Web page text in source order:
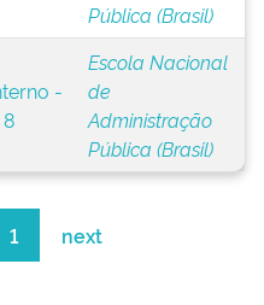
Pública (Brasil)
-
Escola Nacional
de
Administração
Pública (Brasil)
1 next